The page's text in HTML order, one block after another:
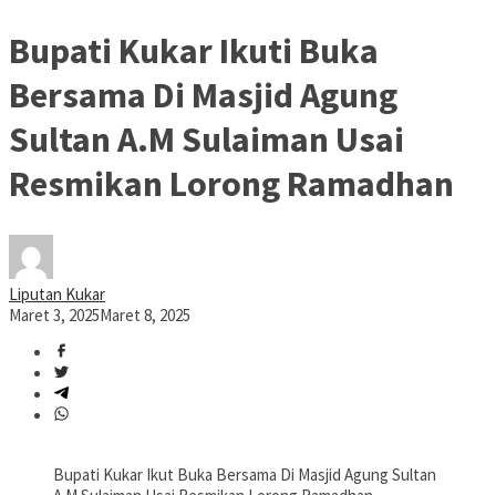
Bupati Kukar Ikuti Buka
Bersama Di Masjid Agung
Sultan A.M Sulaiman Usai
Resmikan Lorong Ramadhan
Liputan Kukar
Maret 3, 2025Maret 8, 2025
Bupati Kukar Ikut Buka Bersama Di Masjid Agung Sultan